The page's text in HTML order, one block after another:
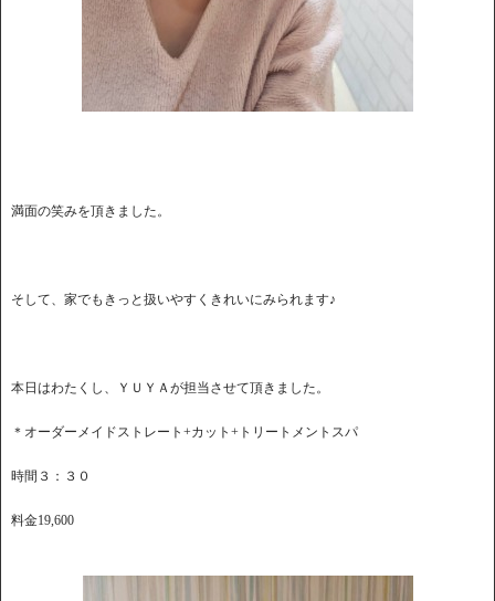
満面の笑みを頂きました。
そして、家でもきっと扱いやすくきれいにみられます♪
本日はわたくし、ＹＵＹＡが担当させて頂きました。
＊オーダーメイドストレート+カット+トリートメントスパ
時間３：３０
料金19,600